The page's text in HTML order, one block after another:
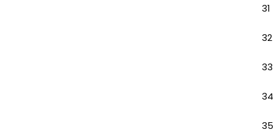
31
32
33
34
35